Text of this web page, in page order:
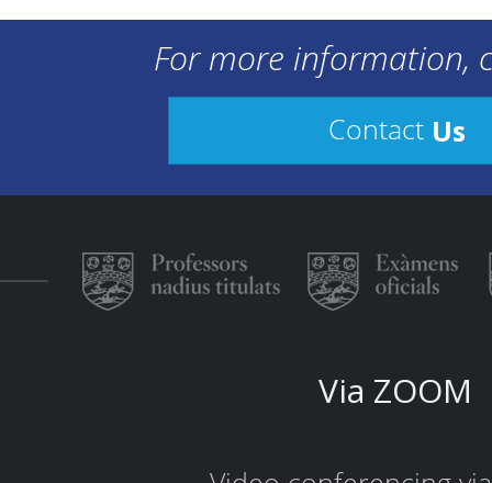
For more information,
Contact Us
Via ZOOM